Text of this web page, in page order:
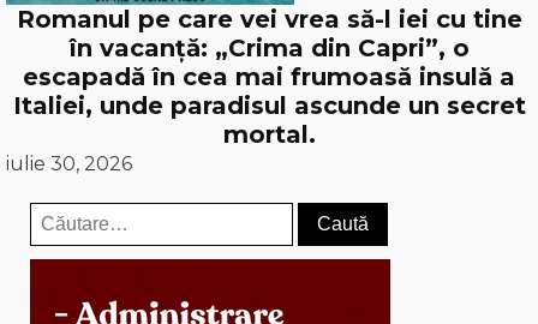
Romanul pe care vei vrea să-l iei cu tine
în vacanță: „Crima din Capri”, o
escapadă în cea mai frumoasă insulă a
Italiei, unde paradisul ascunde un secret
mortal.
iulie 30, 2026
Caută
după: